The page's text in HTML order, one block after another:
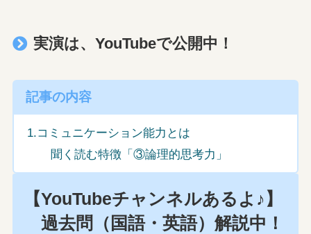
実演は、YouTubeで公開中！
記事の内容
1.コミュニケーション能力とは
聞く読む特徴「③論理的思考力」
【YouTubeチャンネルあるよ♪】
過去問（国語・英語）解説中！